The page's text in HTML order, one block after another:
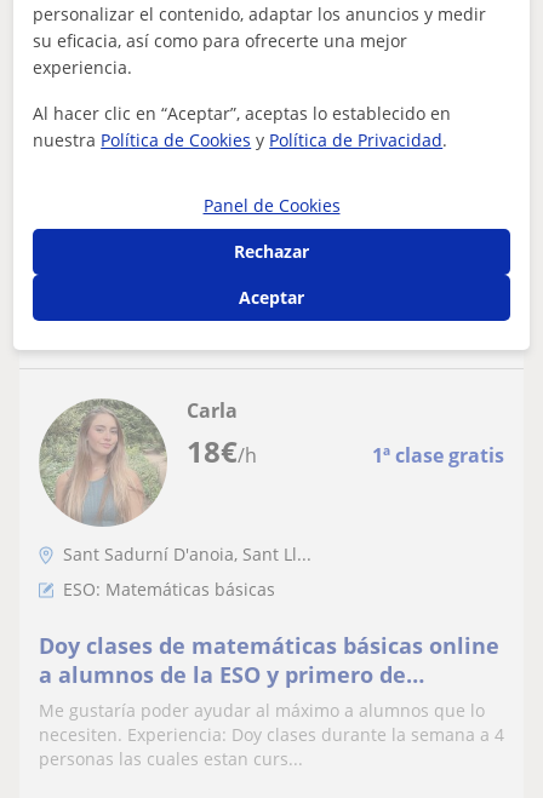
ESO
Doy clases particulares de ciencias a nivel
de ESO y bachillerato
Graduada en Ciències Ambientales. Doy clases de todas
18€/h 1ª clase gratis
Carla
Sant Sadurní D'anoia, Sant Ll...
ESO: Matemáticas básicas
Doy clases de matemáticas básicas online
a alumnos de la ESO y primero de
bachillerato
Me gustaría poder ayudar al máximo a alumnos que lo
necesiten. Experiencia: Doy clases durante la semana a 4
personas las cuales estan curs...
personalizar el contenido, adaptar los anuncios y medir
su eficacia, así como para ofrecerte una mejor
experiencia.
Al hacer clic en “Aceptar”, aceptas lo establecido en
nuestra Política de Cookies y Política de Privacidad.
Panel de Cookies
Rechazar
Aceptar